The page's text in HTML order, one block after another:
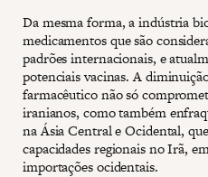
Da mesma forma, a indústria
medicamentos que são
padrões internacionais, e
potenciais vacinas. A
farmacêutico não só
iranianos, como também
na Ásia Central e Ocidental,
capacidades regionais no Irã,
importações ocidentais.